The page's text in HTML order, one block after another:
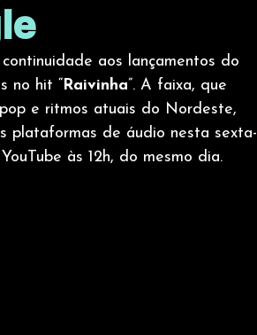
aos lançamentos do
no hit “Raivinha”. A faixa, que
e ritmos atuais do Nordeste,
plataformas de áudio nesta sexta-
às 12h, do mesmo dia.